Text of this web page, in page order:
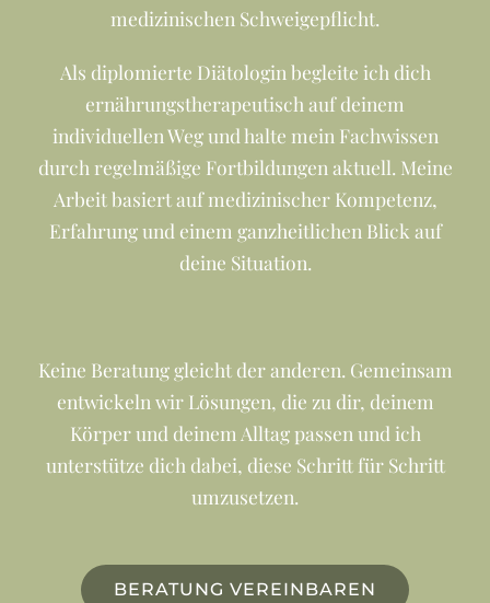
medizinischen Schweigepflicht.
Als diplomierte Diätologin begleite ich dich
ernährungstherapeutisch auf deinem
individuellen Weg und halte mein Fachwissen
durch regelmäßige Fortbildungen aktuell. Meine
Arbeit basiert auf medizinischer Kompetenz,
Erfahrung und einem ganzheitlichen Blick auf
deine Situation.
Keine Beratung gleicht der anderen. Gemeinsam
entwickeln wir Lösungen, die zu dir, deinem
Körper und deinem Alltag passen und ich
unterstütze dich dabei, diese Schritt für Schritt
umzusetzen.
BERATUNG VEREINBAREN